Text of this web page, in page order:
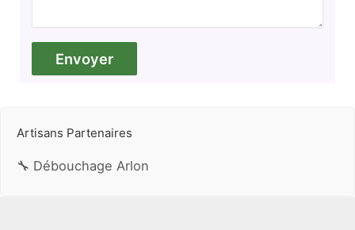
Artisans Partenaires
🔧 Débouchage Arlon